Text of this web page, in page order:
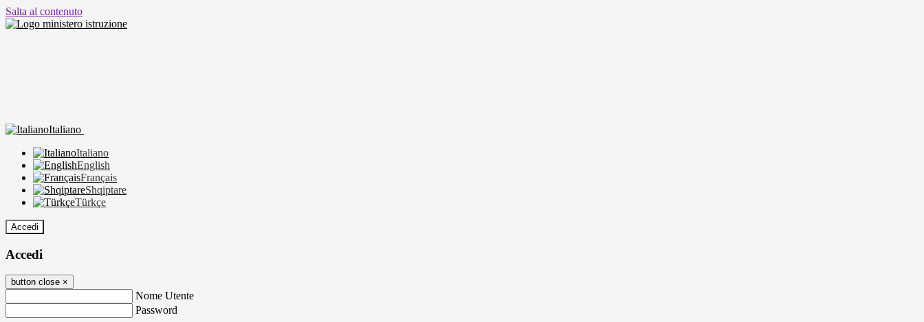
Salta al contenuto
Italiano
Italiano
English
Français
Shqiptare
Türkçe
Accedi
Accedi
button close ×
Nome Utente
Password